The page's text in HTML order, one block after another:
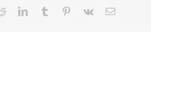
RedditLinkedInTumblr Pinterest
Vk Email: